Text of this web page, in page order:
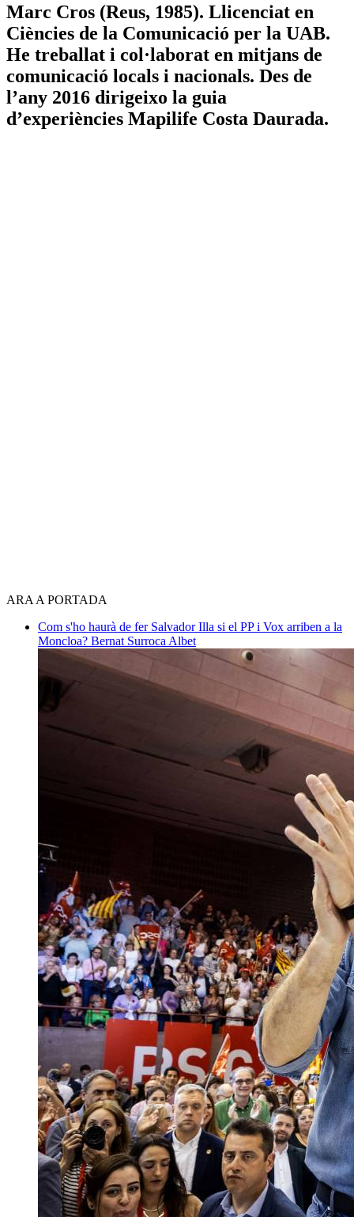
Marc Cros (Reus, 1985). Llicenciat en
Ciències de la Comunicació per la UAB.
He treballat i col·laborat en mitjans de
comunicació locals i nacionals. Des de
l’any 2016 dirigeixo la guia
d’experiències Mapilife Costa Daurada.
ARA A PORTADA
Com s'ho haurà de fer Salvador Illa si el PP i Vox arriben a la
Moncloa? Bernat Surroca Albet